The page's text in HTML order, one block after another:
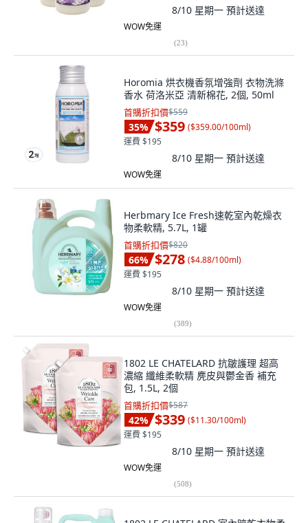
8/10 星期一 預計送達
WOW免運
(23)
Horomia 烘衣機香氛增強劑 衣物洗滌
香水 荷洛米亞 清新棉花, 2個, 50ml
首購折扣價$559
35% $359 ($359.00/100ml)
運費 $195
8/10 星期一 預計送達
WOW免運
Herbmary Ice Fresh速乾室內乾燥衣
物柔軟精, 5.7L, 1罐
首購折扣價$820
66% $278 ($4.88/100ml)
運費 $195
8/10 星期一 預計送達
WOW免運
(389)
1802 LE CHATELARD 抗皺護理 超高
濃縮 纖維柔軟精 麂皮與鬱金香 補充
包, 1.5L, 2個
首購折扣價$587
42% $339 ($11.30/100ml)
運費 $195
8/10 星期一 預計送達
WOW免運
(508)